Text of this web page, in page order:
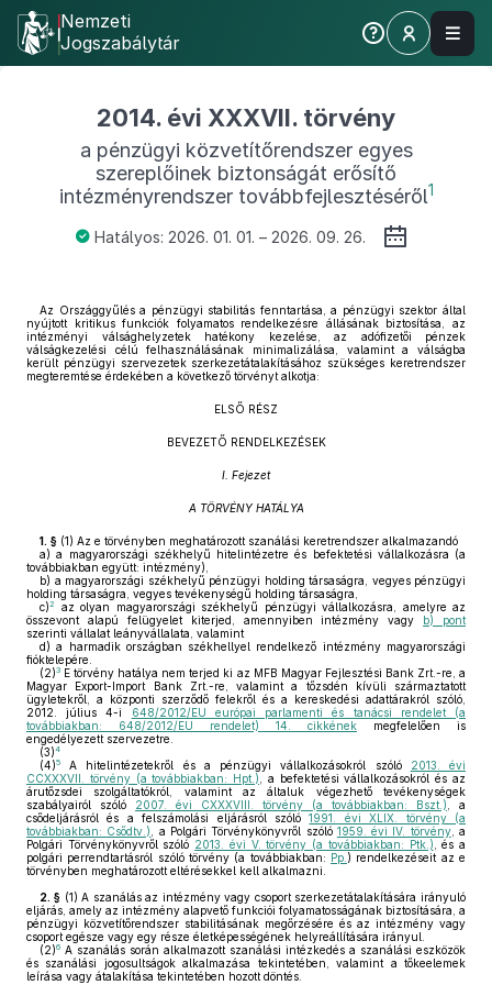
Nemzeti
Jogszabálytár
2014. évi XXXVII. törvény
a pénzügyi közvetítőrendszer egyes
szereplőinek biztonságát erősítő
intézményrendszer továbbfejlesztéséről1
Hatályos: 2026. 01. 01. – 2026. 09. 26.
Az Országgyűlés a pénzügyi stabilitás fenntartása, a pénzügyi szektor által
nyújtott kritikus funkciók folyamatos rendelkezésre állásának biztosítása, az
intézményi válsághelyzetek hatékony kezelése, az adófizetői pénzek
válságkezelési célú felhasználásának minimalizálása, valamint a válságba
került pénzügyi szervezetek szerkezetátalakításához szükséges keretrendszer
megteremtése érdekében a következő törvényt alkotja:
ELSŐ RÉSZ
BEVEZETŐ RENDELKEZÉSEK
I. Fejezet
A TÖRVÉNY HATÁLYA
1. § (1) Az e törvényben meghatározott szanálási keretrendszer alkalmazandó
a) a magyarországi székhelyű hitelintézetre és befektetési vállalkozásra (a
továbbiakban együtt: intézmény),
b) a magyarországi székhelyű pénzügyi holding társaságra, vegyes pénzügyi
holding társaságra, vegyes tevékenységű holding társaságra,
c)2
az olyan magyarországi székhelyű pénzügyi vállalkozásra, amelyre az
összevont alapú felügyelet kiterjed, amennyiben intézmény vagy b) pont
szerinti vállalat leányvállalata, valamint
d) a harmadik országban székhellyel rendelkező intézmény magyarországi
fióktelepére.
(2)3 E törvény hatálya nem terjed ki az MFB Magyar Fejlesztési Bank Zrt.-re, a
Magyar Export-Import Bank Zrt.-re, valamint a tőzsdén kívüli származtatott
ügyletekről, a központi szerződő felekről és a kereskedési adattárakról szóló,
2012. július 4-i
648/2012/EU európai parlamenti és tanácsi rendelet (a
továbbiakban: 648/2012/EU rendelet) 14. cikkének megfelelően is
engedélyezett szervezetre.
(3)4
(4)5 A hitelintézetekről és a pénzügyi vállalkozásokról szóló
2013. évi
CCXXXVII. törvény (a továbbiakban: Hpt.) , a befektetési vállalkozásokról és az
árutőzsdei szolgáltatókról, valamint az általuk végezhető tevékenységek
szabályairól szóló 2007. évi CXXXVIII. törvény (a továbbiakban: Bszt.) , a
csődeljárásról és a felszámolási eljárásról szóló1991. évi XLIX. törvény (a
továbbiakban: Csődtv.)
, a Polgári Törvénykönyvről szóló 1959. évi IV. törvény, a
Polgári Törvénykönyvről szóló 2013. évi V. törvény (a továbbiakban: Ptk.) , és a
polgári perrendtartásról szóló törvény (a továbbiakban: Pp. ) rendelkezéseit az e
törvényben meghatározott eltérésekkel kell alkalmazni.
2. § (1) A szanálás az intézmény vagy csoport szerkezetátalakítására irányuló
eljárás, amely az intézmény alapvető funkciói folyamatosságának biztosítására, a
pénzügyi közvetítőrendszer stabilitásának megőrzésére és az intézmény vagy
csoport egésze vagy egy része életképességének helyreállítására irányul.
(2)6 A szanálás során alkalmazott szanálási intézkedés a szanálási eszközök
és szanálási jogosultságok alkalmazása tekintetében, valamint a tőkeelemek
leírása vagy átalakítása tekintetében hozott döntés.